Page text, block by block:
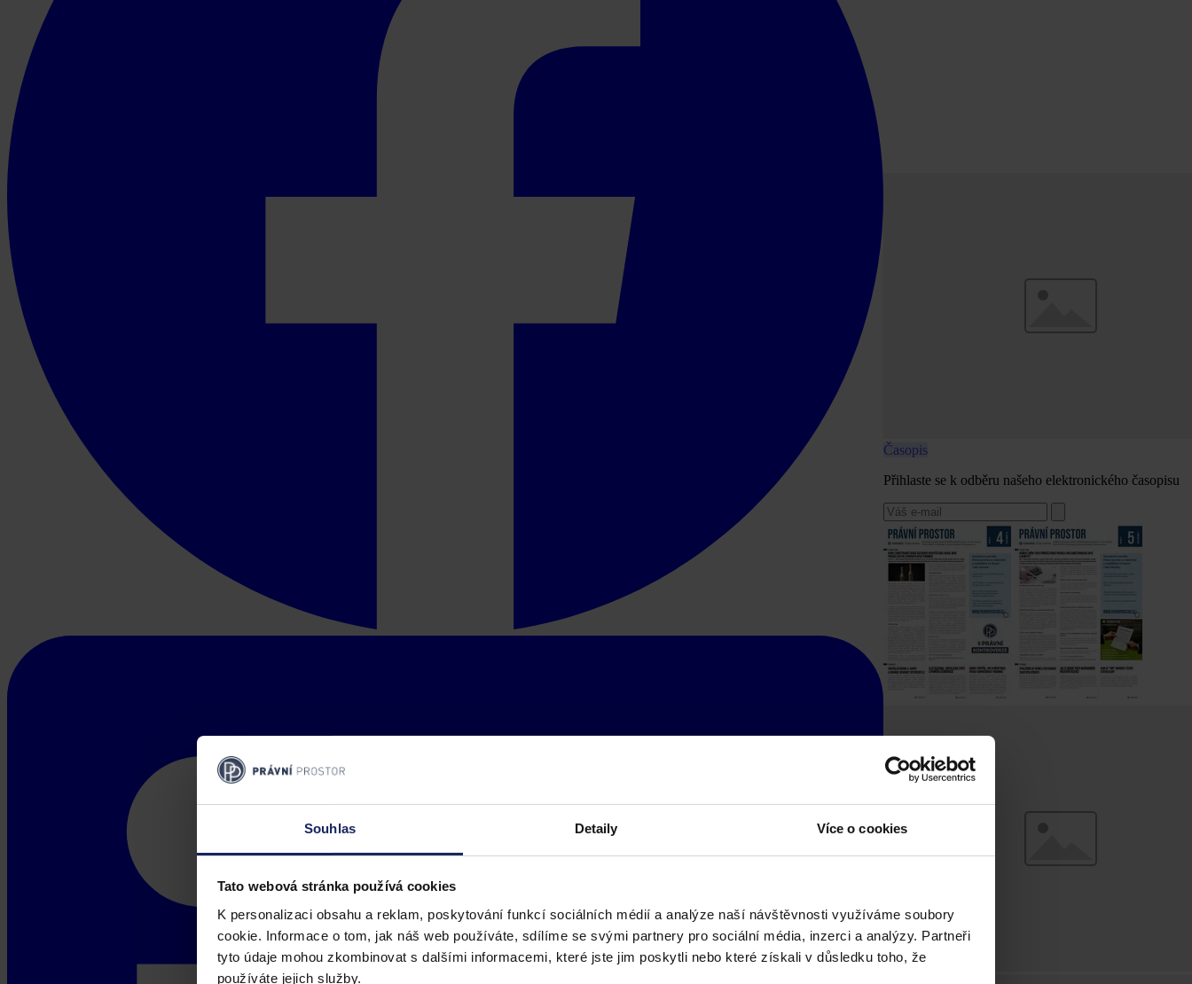
Souhlas Detaily Více o cookies
Tato webová stránka používá cookies
K personalizaci obsahu a reklam, poskytování funkcí sociálních médií a analýze naší návštěvnosti využíváme soubory
cookie. Informace o tom, jak náš web používáte, sdílíme se svými partnery pro sociální média, inzerci a analýzy. Partneři
tyto údaje mohou zkombinovat s dalšími informacemi, které jste jim poskytli nebo které získali v důsledku toho, že
používáte jejich služby.
Časopis
Přihlaste se k odběru našeho elektronického časopisu